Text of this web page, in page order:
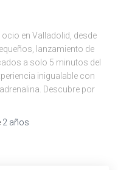
en Valladolid, desde
lanzamiento de
a solo 5 minutos del
inigualable con
Descubre por
2 años